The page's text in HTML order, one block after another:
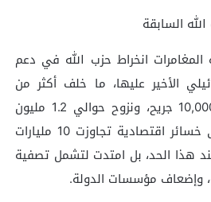
السابقة
المغامرات انخراط حزب الله في دعم
الأخير عليها، ما خلف أكثر من
5,000 قتيل، وأكثر من 10,000 جريح، ونزوح حوالي 1.2 مليون
مواطن لبناني، إضافة إلى خسائر اقتصادية تجاوزت 10 مليارات
هذا الحد، بل امتدت لتشمل تصفية
وإضعاف مؤسسات الدولة.